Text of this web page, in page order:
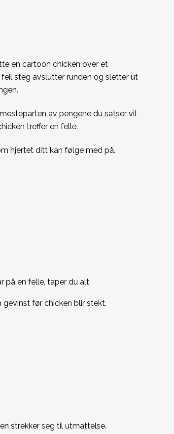
en cartoon chicken over et
steg avslutter runden og sletter ut
av pengene du satser vil
treffer en felle.
hjertet ditt kan følge med på.
på en felle, taper du alt.
gevinst før chicken blir stekt.
strekker seg til utmattelse.